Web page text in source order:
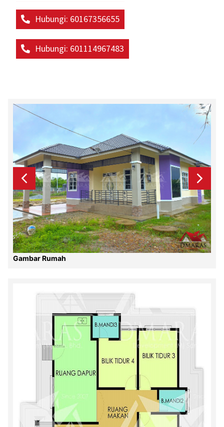
Hubungi: 60167356655
Hubungi: 601114967483
Gambar Rumah